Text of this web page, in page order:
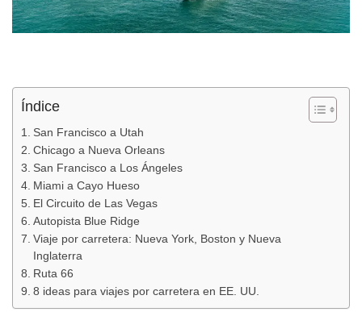
Índice
San Francisco a Utah
Chicago a Nueva Orleans
San Francisco a Los Ángeles
Miami a Cayo Hueso
El Circuito de Las Vegas
Autopista Blue Ridge
Viaje por carretera: Nueva York, Boston y Nueva
Inglaterra
Ruta 66
8 ideas para viajes por carretera en EE. UU.